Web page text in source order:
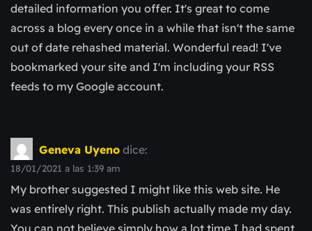
detailed information you offer. It's great to come
across a blog every once in a while that isn't the same
out of date rehashed material. Wonderful read! I've
bookmarked your site and I'm including your RSS
feeds to my Google account.
Geneva Uyeno dice:
18/01/2021 a las 1:39 am
My brother suggested I might like this web site. He
was entirely right. This publish actually made my day.
You can not believe simply how a lot time I had spent